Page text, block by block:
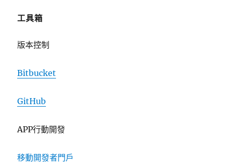
工具箱
版本控制
Bitbucket
GitHub
APP行動開發
移動開發者門戶